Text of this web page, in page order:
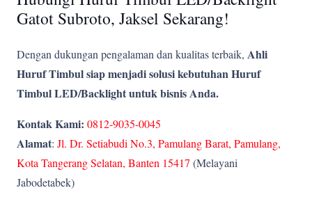
Gatot Subroto, Jaksel Sekarang!
Dengan dukungan pengalaman dan kualitas terbaik, Ahli
Huruf Timbul siap menjadi solusi kebutuhan Huruf
Timbul LED/Backlight untuk bisnis Anda.
Kontak Kami: 0812-9035-0045
Alamat: Jl. Dr. Setiabudi No.3, Pamulang Barat, Pamulang,
Kota Tangerang Selatan, Banten 15417 (Melayani
Jabodetabek)